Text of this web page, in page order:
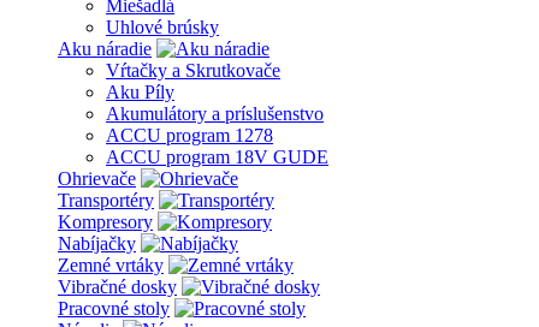
Miešadlá
Uhlové brúsky
Aku náradie
Vŕtačky a Skrutkovače
Aku Píly
Akumulátory a príslušenstvo
ACCU program 1278
ACCU program 18V GUDE
Ohrievače
Transportéry
Kompresory
Nabíjačky
Zemné vrtáky
Vibračné dosky
Pracovné stoly